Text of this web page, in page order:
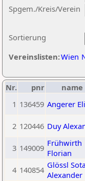
Sortierung
Spgem./Kreis/Verein
Vereinslisten:Wien
Nr. pnr name
1 136459 Angerer
2 120446 Duy
3 149009 Frühwirth
Florian
4 140854 Glössl Sota
Alexander